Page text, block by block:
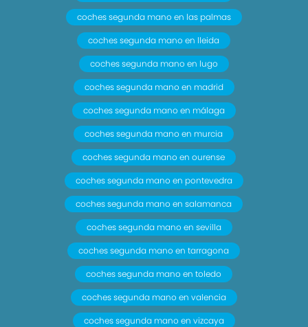
coches segunda mano en las palmas
coches segunda mano en lleida
coches segunda mano en lugo
coches segunda mano en madrid
coches segunda mano en málaga
coches segunda mano en murcia
coches segunda mano en ourense
coches segunda mano en pontevedra
coches segunda mano en salamanca
coches segunda mano en sevilla
coches segunda mano en tarragona
coches segunda mano en toledo
coches segunda mano en valencia
coches segunda mano en vizcaya